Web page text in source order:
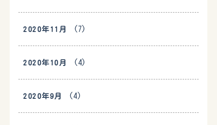
2020年11月 (7)
2020年10月 (4)
2020年9月 (4)